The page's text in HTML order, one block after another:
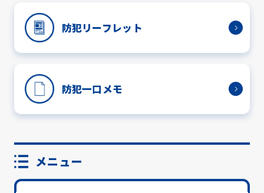
防犯リーフレット
防犯一口メモ
メニュー